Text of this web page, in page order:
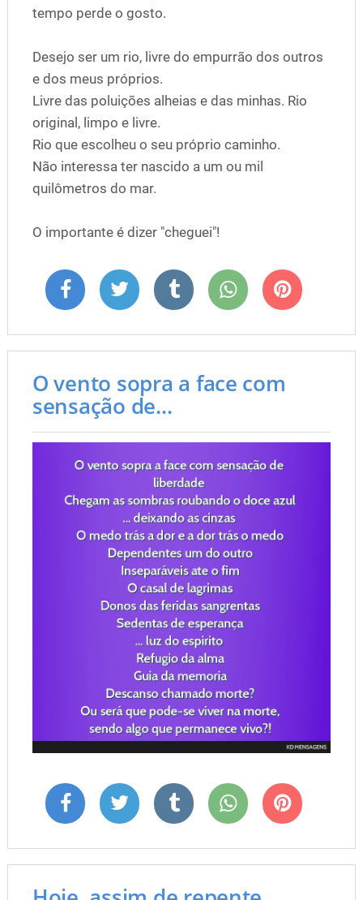
tempo perde o gosto.
Desejo ser um rio, livre do empurrão dos outros
e dos meus próprios.
Livre das poluições alheias e das minhas. Rio
original, limpo e livre.
Rio que escolheu o seu próprio caminho.
Não interessa ter nascido a um ou mil
quilômetros do mar.
O importante é dizer "cheguei"!
O vento sopra a face com
sensação de...